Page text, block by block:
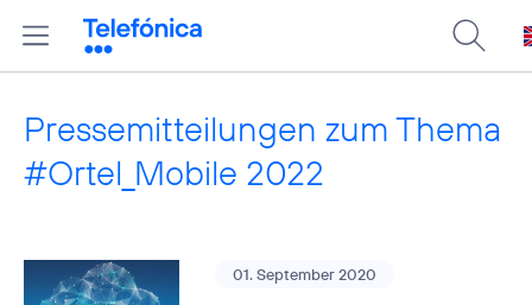
Pressemitteilungen zum Thema
#Ortel_Mobile 2022
01. September 2020